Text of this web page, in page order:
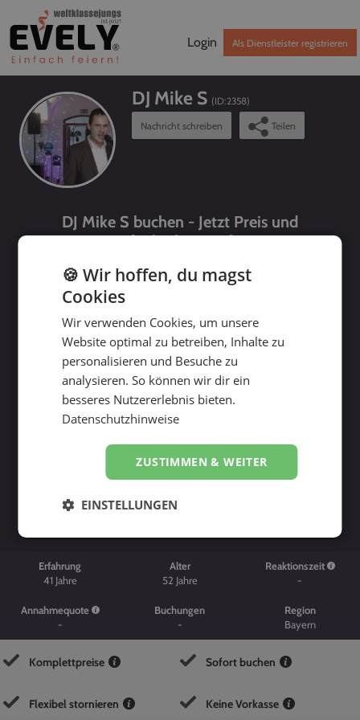
Login Als Dienstleister registrieren
DJ Mike S (ID:2358)
Nachricht schreiben Teilen
DJ Mike S buchen - Jetzt Preis und
Verfügbarkeit prüfen!
bis
Erfahrung
41 Jahre
Alter
52 Jahre
Reaktionszeit
-
Annahmequote
-
Buchungen
-
Region
Bayern
Komplettpreise Sofort buchen
Flexibel stornieren Keine Vorkasse
🍪 Wir hoffen, du magst
Cookies
Wir verwenden Cookies, um unsere
Website optimal zu betreiben, Inhalte zu
personalisieren und Besuche zu
analysieren. So können wir dir ein
besseres Nutzererlebnis bieten.
Datenschutzhinweise
ZUSTIMMEN & WEITER
EINSTELLUNGEN